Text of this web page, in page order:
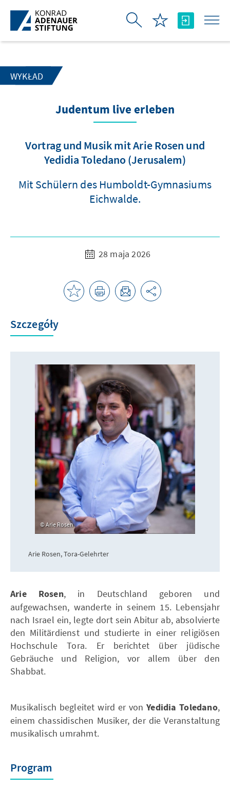
Skip to Main Content
WYKŁAD
Judentum live erleben
Vortrag und Musik mit Arie Rosen und
Yedidia Toledano (Jerusalem)
Mit Schülern des Humboldt-Gymnasiums
Eichwalde.
28 maja 2026
Szczegóły
Arie Rosen
Arie Rosen, Tora-Gelehrter
Arie Rosen, in Deutschland geboren und
aufgewachsen, wanderte in seinem 15. Lebensjahr
nach Israel ein, legte dort sein Abitur ab, absolvierte
den Militärdienst und studierte in einer religiösen
Hochschule Tora. Er berichtet über jüdische
Gebräuche und Religion, vor allem über den
Shabbat.
Musikalisch begleitet wird er vonYedidia Toledano,
einem chassidischen Musiker, der die Veranstaltung
musikalisch umrahmt.
Program